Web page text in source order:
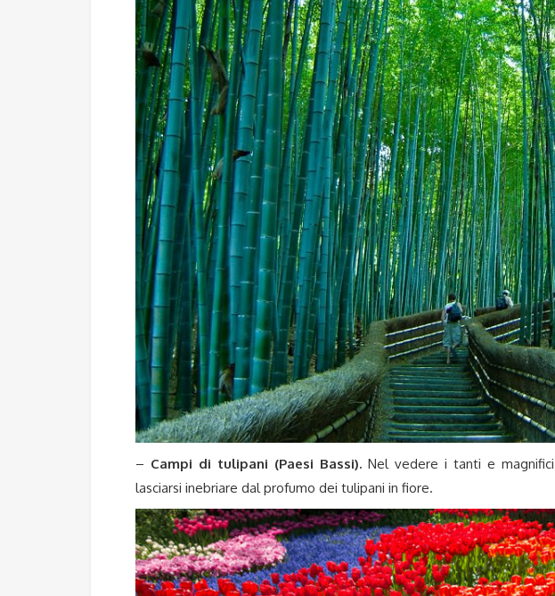
– Campi di tulipani (Paesi Bassi). Nel vedere i tanti e
lasciarsi inebriare dal profumo dei tulipani in fiore.